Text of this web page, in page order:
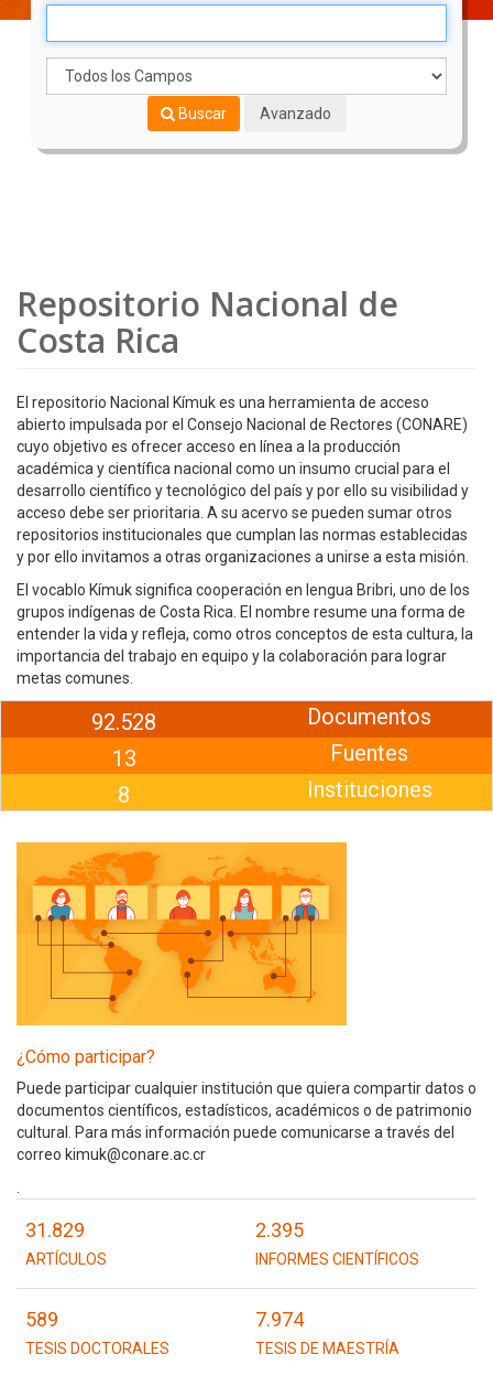
Buscar Avanzado
Repositorio Nacional de
Costa Rica
El repositorio Nacional Kímuk es una herramienta de acceso
abierto impulsada por el Consejo Nacional de Rectores (CONARE)
cuyo objetivo es ofrecer acceso en línea a la producción
académica y científica nacional como un insumo crucial para el
desarrollo científico y tecnológico del país y por ello su visibilidad y
acceso debe ser prioritaria. A su acervo se pueden sumar otros
repositorios institucionales que cumplan las normas establecidas
y por ello invitamos a otras organizaciones a unirse a esta misión.
El vocablo Kímuk significa cooperación en lengua Bribri, uno de los
grupos indígenas de Costa Rica. El nombre resume una forma de
entender la vida y refleja, como otros conceptos de esta cultura, la
importancia del trabajo en equipo y la colaboración para lograr
metas comunes.
92.528
13
8
Documentos
Fuentes
Instituciones
¿Cómo participar?
Puede participar cualquier institución que quiera compartir datos o
documentos científicos, estadísticos, académicos o de patrimonio
cultural. Para más información puede comunicarse a través del
correo kimuk@conare.ac.cr
31.829
ARTÍCULOS
2.395
INFORMES CIENTÍFICOS
589
TESIS DOCTORALES
7.974
TESIS DE MAESTRÍA